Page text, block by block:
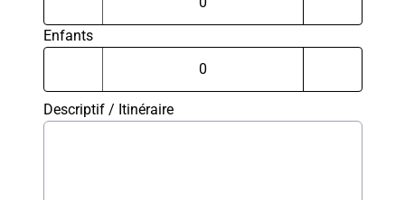
Enfants
Descriptif / Itinéraire